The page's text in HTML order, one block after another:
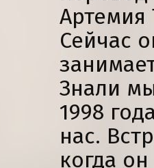
Артемия
Сейчас
Знали
1998
нас.
когда